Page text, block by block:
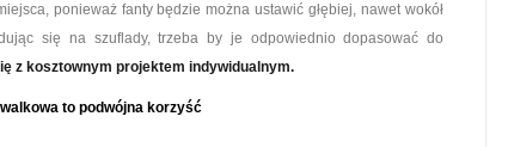
ponieważ fanty będzie można ustawić głębiej, nawet wokół
się na szuflady, trzeba by je odpowiednio dopasować do
z kosztownym projektem indywidualnym.